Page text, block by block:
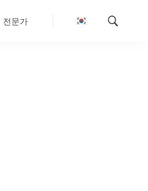
전문가